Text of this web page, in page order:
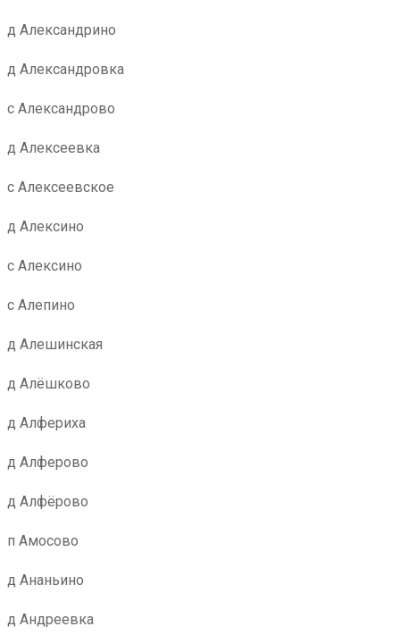
д Александрино
д Александровка
с Александрово
д Алексеевка
с Алексеевское
д Алексино
с Алексино
с Алепино
д Алешинская
д Алёшково
д Алфериха
д Алферово
д Алфёрово
п Амосово
д Ананьино
д Андреевка